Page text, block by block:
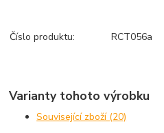
Číslo produktu: RCT056a
Varianty tohoto výrobku
Související zboží (20)